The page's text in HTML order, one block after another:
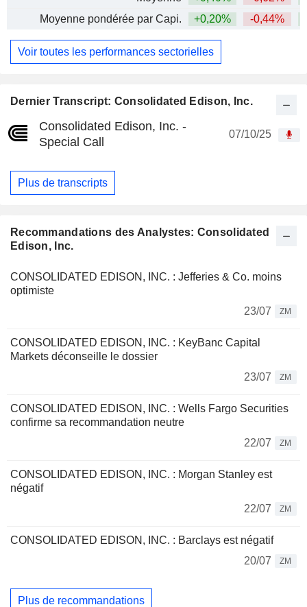
Dernier Transcript: Consolidated Edison, Inc.
Consolidated Edison, Inc. -
Special Call
07/10/25
Plus de transcripts
Recommandations des Analystes: Consolidated
Edison, Inc.
CONSOLIDATED EDISON, INC. : Jefferies & Co. moins
optimiste
23/07
ZM
CONSOLIDATED EDISON, INC. : KeyBanc Capital
Markets déconseille le dossier
23/07
ZM
CONSOLIDATED EDISON, INC. : Wells Fargo Securities
confirme sa recommandation neutre
22/07
ZM
CONSOLIDATED EDISON, INC. : Morgan Stanley est
négatif
22/07
ZM
CONSOLIDATED EDISON, INC. : Barclays est négatif
20/07
ZM
Plus de recommandations
Moyenne pondérée par Capi.
+0,20% -0,44%
Voir toutes les performances sectorielles